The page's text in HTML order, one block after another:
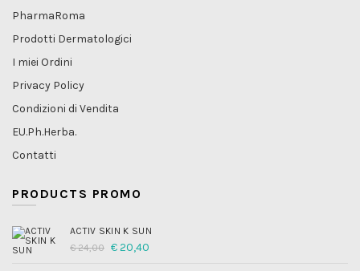
PharmaRoma
Prodotti Dermatologici
I miei Ordini
Privacy Policy
Condizioni di Vendita
EU.Ph.Herba.
Contatti
PRODUCTS PROMO
ACTIV SKIN K SUN
€24,00 Il€20,40